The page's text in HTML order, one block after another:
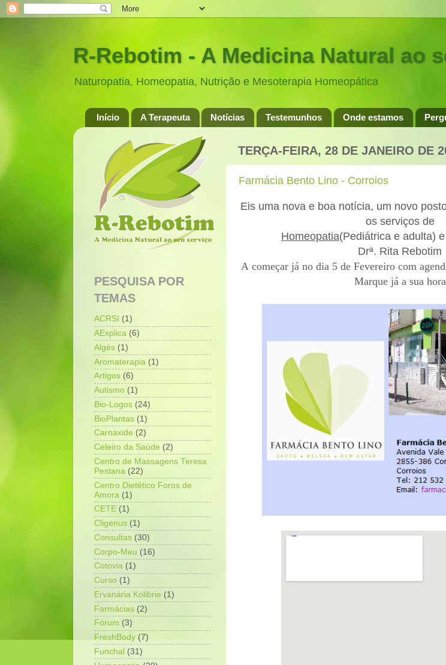
R-Rebotim - A Medicina Natural ao
Naturopatia, Homeopatia, Nutrição e Mesoterapia Homeopática
Início A Terapeuta Notícias Testemunhos Onde estamos
TERÇA-FEIRA, 28 DE JANEIRO DE
Farmácia Bento Lino - Corroios
Eis uma nova e boa notícia, um novo
os serviços de
Homeopatia(Pediátrica e adulta) e
Drª. Rita Rebotim
A começar já no dia 5 de Fevereiro com
Marque já a sua hora
PESQUISA POR
TEMAS
ACRSI (1)
AExplica (6)
Algés (1)
Aromaterapia (1)
Artigos (6)
Autismo (1)
Bio-Logos (24)
BioPlantas (1)
Carnaxide (2)
Celeiro da Saúde (2)
Centro de Massagens Teresa
Pestana (22)
Centro Dietético Foros de
Amora (1)
CETE (1)
Cligenus (1)
Consultas (30)
Corpo-Meu (16)
Cotovia (1)
Curso (1)
Ervanária Kolibrie (1)
Farmácias (2)
Fórum (3)
FreshBody (7)
Funchal (31)